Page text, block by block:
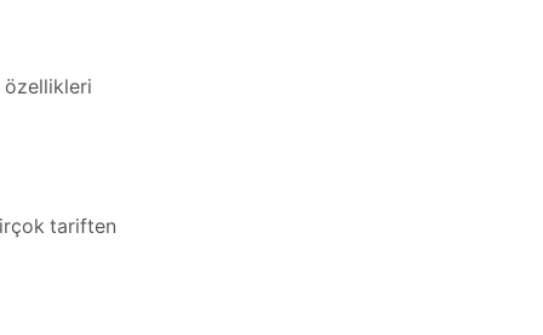
özellikleri
tariften